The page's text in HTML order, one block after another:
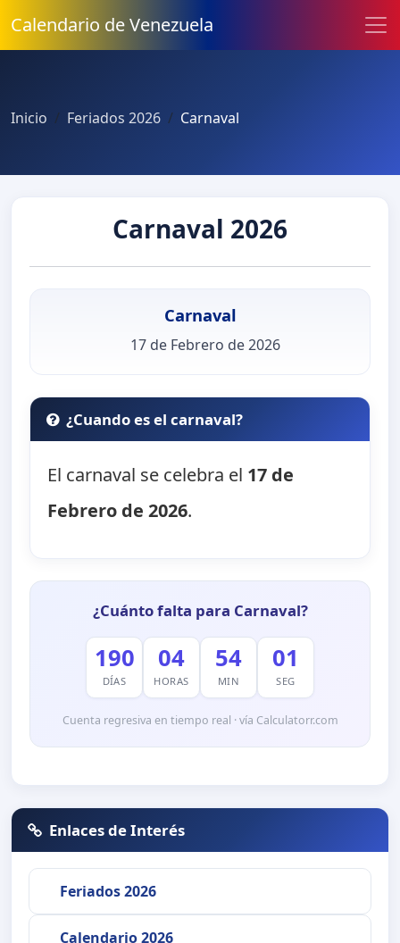
Calendario de Venezuela
Inicio Feriados 2026 Carnaval
Carnaval 2026
Carnaval
17 de Febrero de 2026
¿Cuando es el carnaval?
El carnaval se celebra el 17 de
Febrero de 2026.
¿Cuánto falta para Carnaval?
190
DÍAS
04
HORAS
53
MIN
59
SEG
Cuenta regresiva en tiempo real · vía Calculatorr.com
Enlaces de Interés
Feriados 2026
Calendario 2026